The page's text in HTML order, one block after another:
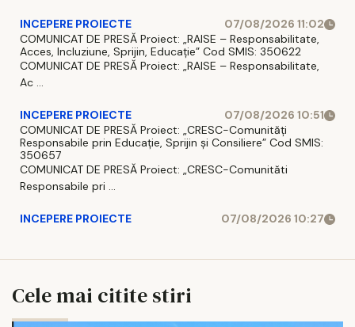
INCEPERE PROIECTE
07/08/2026 11:02
COMUNICAT DE PRESĂ Proiect: „RAISE – Responsabilitate,
Acces, Incluziune, Sprijin, Educație” Cod SMIS: 350622
COMUNICAT DE PRESĂ Proiect: „RAISE – Responsabilitate,
Ac ...
INCEPERE PROIECTE
07/08/2026 10:51
COMUNICAT DE PRESĂ Proiect: „CRESC-Comunități
Responsabile prin Educație, Sprijin și Consiliere” Cod SMIS:
350657
COMUNICAT DE PRESĂ Proiect: „CRESC-Comunităti
Responsabile pri ...
INCEPERE PROIECTE 07/08/2026 10:27
Cele mai citite stiri